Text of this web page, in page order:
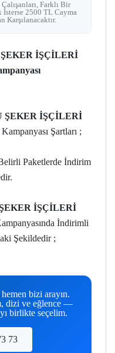
Farklı Bir
İsterse 2500 TL Cayma
Karşılanacaktır.
İŞÇİLERİ
ŞEKER İŞÇİLERİ
Şartları ;
Paketlerde İndirim
İŞÇİLERİ
İndirimli
Şekildedir ;
bizi arayın.
dizi ve eğlence —
birlikte seçelim.
73